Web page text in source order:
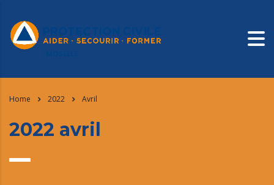
Home 2022 Avril
2022 avril